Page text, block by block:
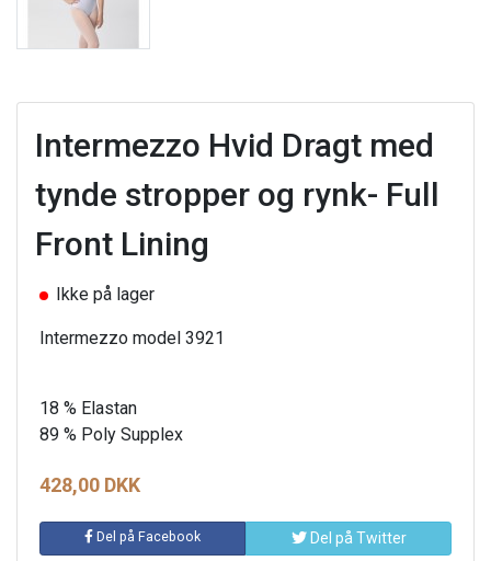
Intermezzo Hvid Dragt med
tynde stropper og rynk- Full
Front Lining
Ikke på lager
Intermezzo model 3921
18 % Elastan
89 % Poly Supplex
428,00 DKK
Del på Facebook Del på Twitter